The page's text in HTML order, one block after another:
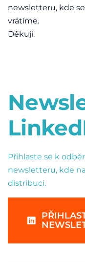
newsletteru, kde
vrátíme.
Děkuji.
Přihlaste se k
newsletteru, kde
distribuci.